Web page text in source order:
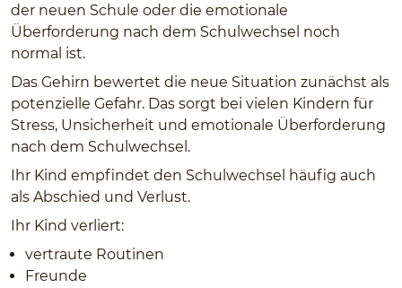
der neuen Schule oder die emotionale
Überforderung nach dem Schulwechsel noch
normal ist.
Das Gehirn bewertet die neue Situation zunächst als
potenzielle Gefahr. Das sorgt bei vielen Kindern für
Stress, Unsicherheit und emotionale Überforderung
nach dem Schulwechsel.
Ihr Kind empfindet den Schulwechsel häufig auch
als Abschied und Verlust.
Ihr Kind verliert:
vertraute Routinen
Freunde